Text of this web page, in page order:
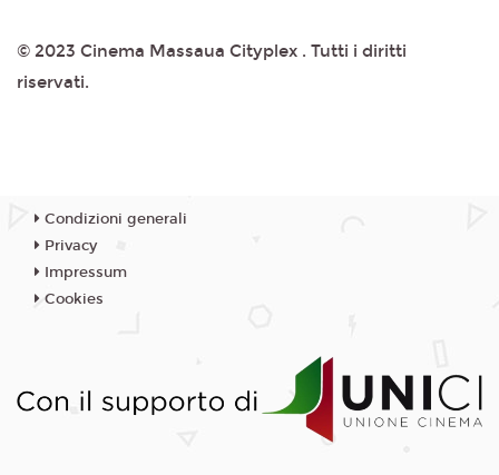
© 2023 Cinema Massaua Cityplex . Tutti i diritti
riservati.
Condizioni generali
Privacy
Impressum
Cookies